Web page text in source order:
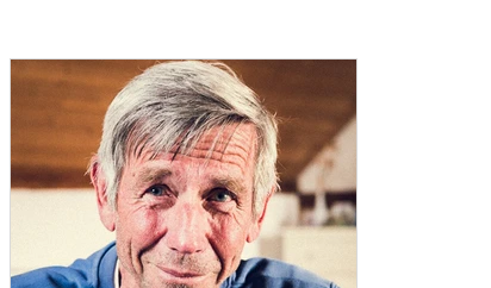
Petrolheads Meinung